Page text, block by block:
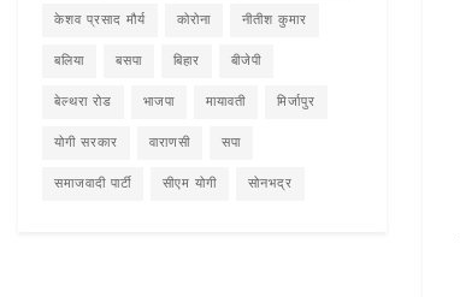
केशव प्रसाद मौर्य कोरोना नीतीश कुमार
बलिया बसपा बिहार बीजेपी
बेल्थरा रोड भाजपा मायावती मिर्जापुर
योगी सरकार वाराणसी सपा
समाजवादी पार्टी सीएम योगी सोनभद्र